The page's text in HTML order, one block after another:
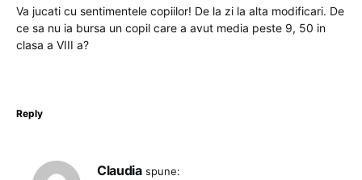
Va jucati cu sentimentele copiilor! De la zi la alta modificari. De
ce sa nu ia bursa un copil care a avut media peste 9, 50 in
clasa a VIII a?
Reply
Claudia spune: